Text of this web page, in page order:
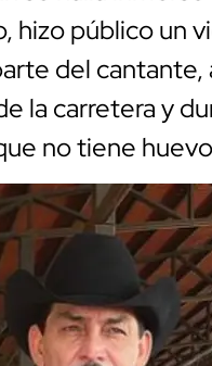
hizo público un
del cantante,
la carretera y
no tiene